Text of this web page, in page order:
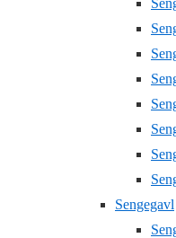
Sengegavl